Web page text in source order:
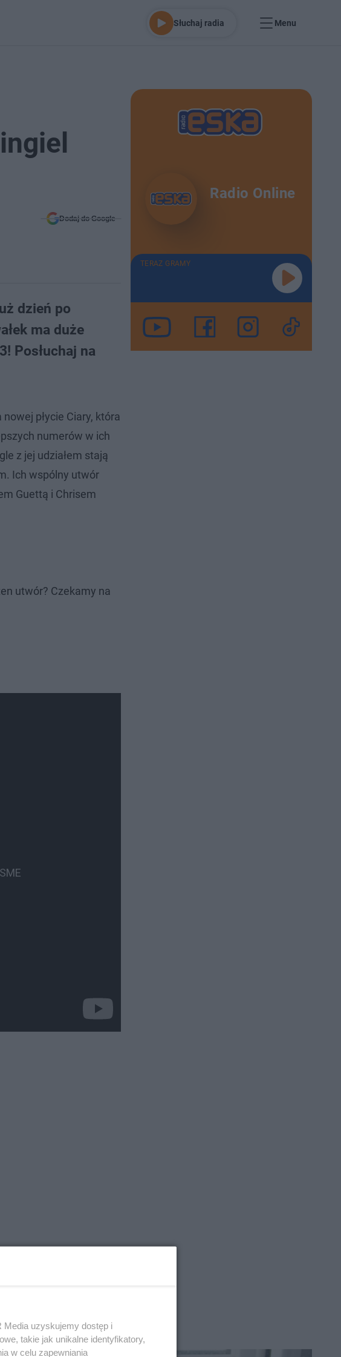
Słuchaj radia Menu
Dodaj do Google
dzień po
ma duże
Posłuchaj na
płycie Ciary, która
numerów w ich
z jej udziałem stają
Ich wspólny utwór
Guettą i Chrisem
utwór? Czekamy na
Radio Online
TERAZ GRAMY
Media uzyskujemy dostęp i
takie jak unikalne identyfikatory,
w celu zapewniania